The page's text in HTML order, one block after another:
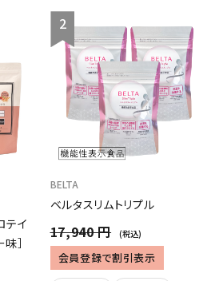
テイ
］
BELTA
ベルタスリムトリプル
17,940 円 (税込)
会員登録で割引表示